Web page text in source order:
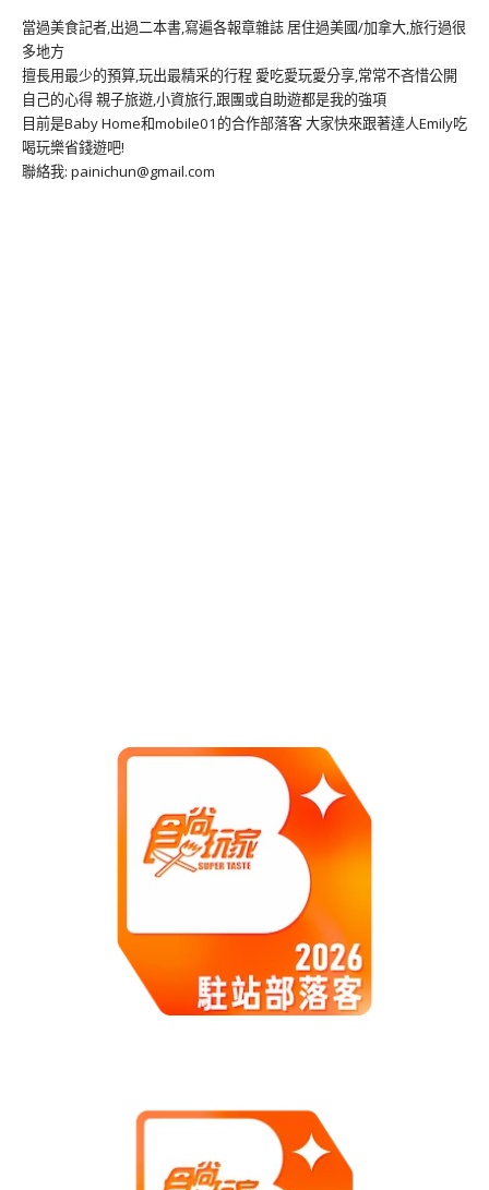
當過美食記者,出過二本書,寫遍各報章雜誌 居住過美國/加拿大,旅行過很
多地方
擅長用最少的預算,玩出最精采的行程 愛吃愛玩愛分享,常常不吝惜公開
自己的心得 親子旅遊,小資旅行,跟團或自助遊都是我的強項
目前是Baby Home和mobile01的合作部落客 大家快來跟著達人Emily吃
喝玩樂省錢遊吧!
聯絡我: painichun@gmail.com